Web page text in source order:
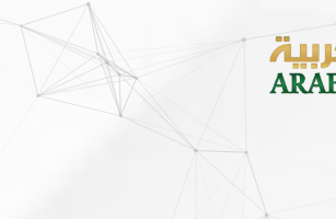
يستقبل وفد الطلاب الروس الطلاب الروس: